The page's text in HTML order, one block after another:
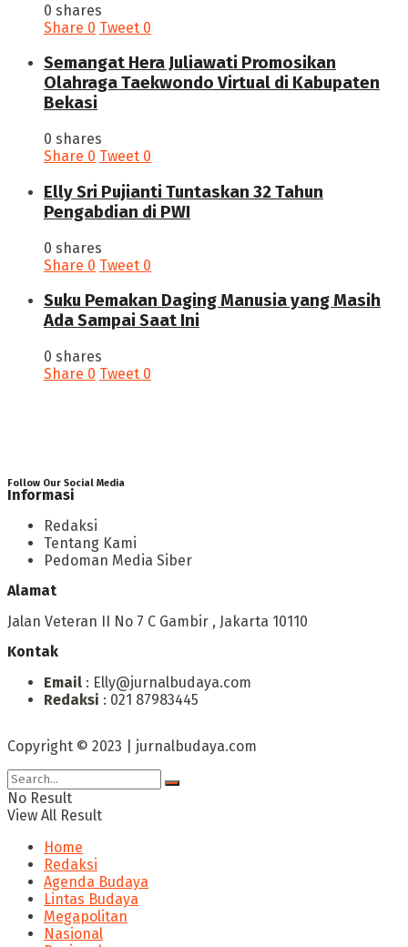
0 shares
Share 0 Tweet 0
Semangat Hera Juliawati Promosikan
Olahraga Taekwondo Virtual di Kabupaten
Bekasi
0 shares
Share 0 Tweet 0
Elly Sri Pujianti Tuntaskan 32 Tahun
Pengabdian di PWI
0 shares
Share 0 Tweet 0
‎Suku Pemakan Daging Manusia yang Masih
Ada Sampai Saat Ini
0 shares
Share 0 Tweet 0
Follow Our Social Media
Informasi
Redaksi
Tentang Kami
Pedoman Media Siber
Alamat
Jalan Veteran II No 7 C Gambir , Jakarta 10110
Kontak
Email : Elly@jurnalbudaya.com
Redaksi : 021 87983445
Copyright © 2023 | jurnalbudaya.com
No Result
View All Result
Home
Redaksi
Agenda Budaya
Lintas Budaya
Megapolitan
Nasional